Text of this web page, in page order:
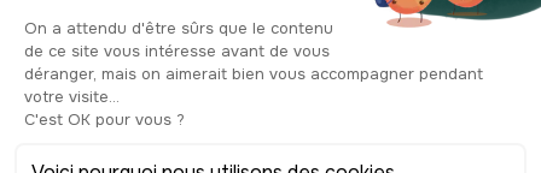
les femmes enceintes : elle assurait un
accouchement doux et rapide pour les
femmes qui venaient y prier. Elle était
donc très fréquentée, et c’est toujours
le cas aujourd’hui, notamment par les
visiteurs qui viennent la découvrir